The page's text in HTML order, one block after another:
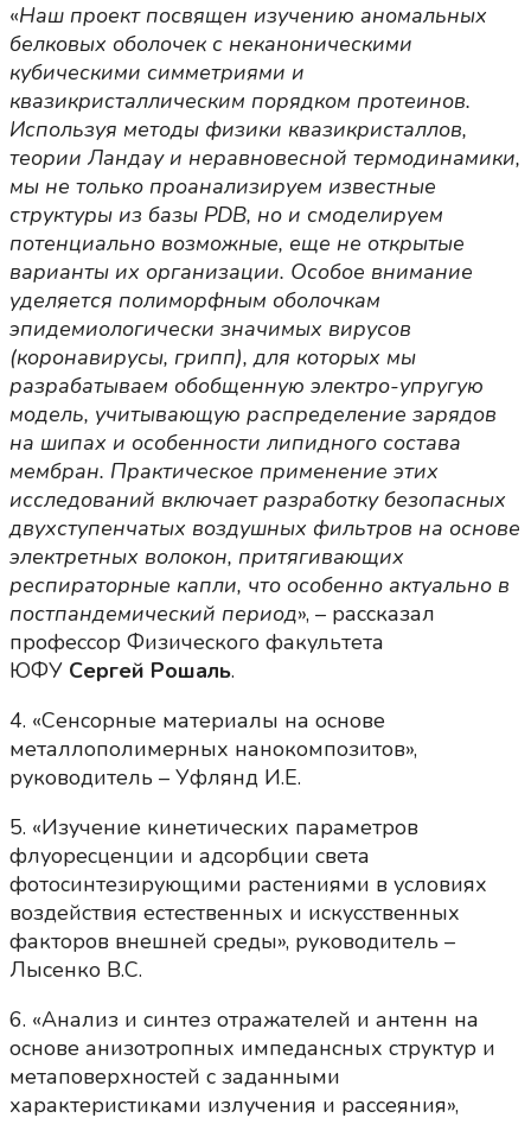
«Наш проект посвящен изучению аномальных
белковых оболочек с неканоническими
кубическими симметриями и
квазикристаллическим порядком протеинов.
Используя методы физики квазикристаллов,
теории Ландау и неравновесной термодинамики,
мы не только проанализируем известные
структуры из базы PDB, но и смоделируем
потенциально возможные, еще не открытые
варианты их организации. Особое внимание
уделяется полиморфным оболочкам
эпидемиологически значимых вирусов
(коронавирусы, грипп), для которых мы
разрабатываем обобщенную электро-упругую
модель, учитывающую распределение зарядов
на шипах и особенности липидного состава
мембран. Практическое применение этих
исследований включает разработку безопасных
двухступенчатых воздушных фильтров на основе
электретных волокон, притягивающих
респираторные капли, что особенно актуально в
постпандемический период», – рассказал
профессор Физического факультета
ЮФУ Сергей Рошаль.
4. «Сенсорные материалы на основе
металлополимерных нанокомпозитов»,
руководитель – Уфлянд И.Е.
5. «Изучение кинетических параметров
флуоресценции и адсорбции света
фотосинтезирующими растениями в условиях
воздействия естественных и искусственных
факторов внешней среды», руководитель –
Лысенко В.С.
6. «Анализ и синтез отражателей и антенн на
основе анизотропных импедансных структур и
метаповерхностей с заданными
характеристиками излучения и рассеяния»,